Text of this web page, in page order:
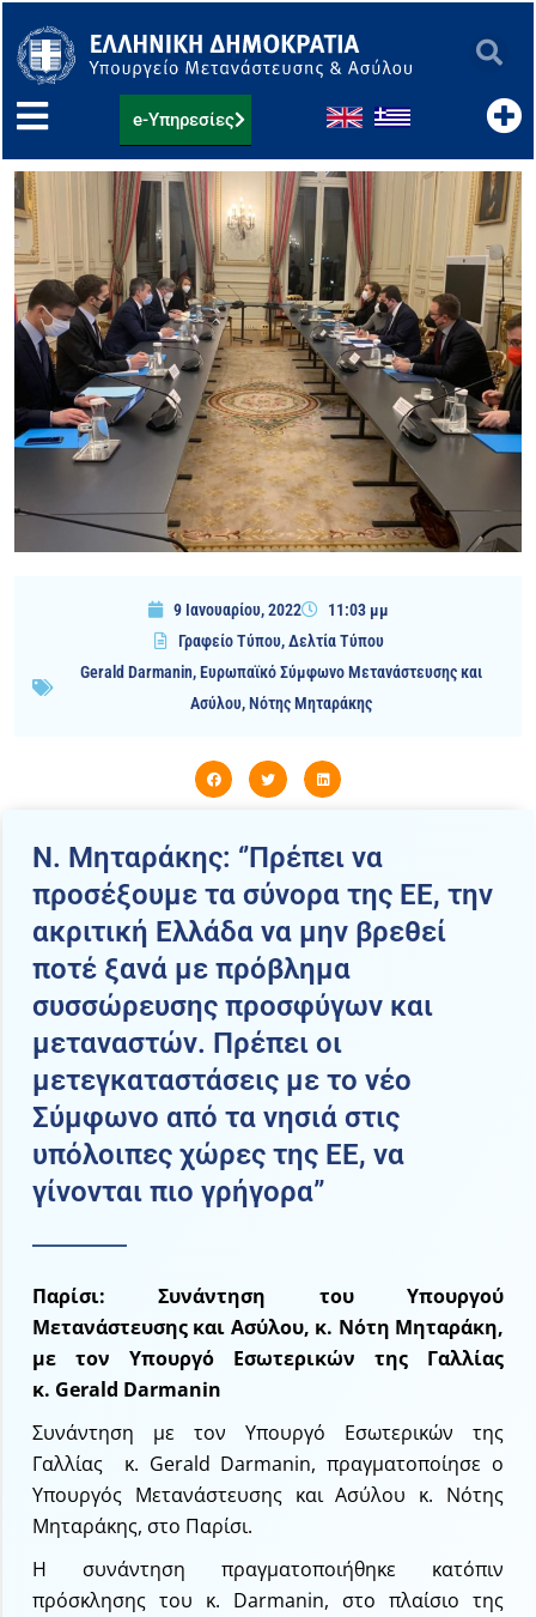
στο
περιεχόμενο
e-Υπηρεσίες
9 Ιανουαρίου, 2022
11:03 μμ
Γραφείο Τύπου,Δελτία Τύπου
Gerald Darmanin,Ευρωπαϊκό Σύμφωνο Μετανάστευσης και
Ασύλου,Νότης Μηταράκης
N. Mηταράκης: ‘’Πρέπει να
προσέξουμε τα σύνορα της ΕΕ, την
ακριτική Ελλάδα να μην βρεθεί
ποτέ ξανά με πρόβλημα
συσσώρευσης προσφύγων και
μεταναστών. Πρέπει οι
μετεγκαταστάσεις με το νέο
Σύμφωνο από τα νησιά στις
υπόλοιπες χώρες της ΕΕ, να
γίνονται πιο γρήγορα”
Παρίσι: Συνάντηση του Υπουργού
Μετανάστευσης και Ασύλου, κ. Νότη Μηταράκη,
με τον Υπουργό Εσωτερικών της Γαλλίας
κ. Gerald Darmanin
Συνάντηση με τον Υπουργό Εσωτερικών της
Γαλλίας κ. Gerald Darmanin, πραγματοποίησε ο
Υπουργός Μετανάστευσης και Ασύλου κ. Νότης
Μηταράκης, στο Παρίσι.
Η συνάντηση πραγματοποιήθηκε κατόπιν
πρόσκλησης του κ. Darmanin, στο πλαίσιο της